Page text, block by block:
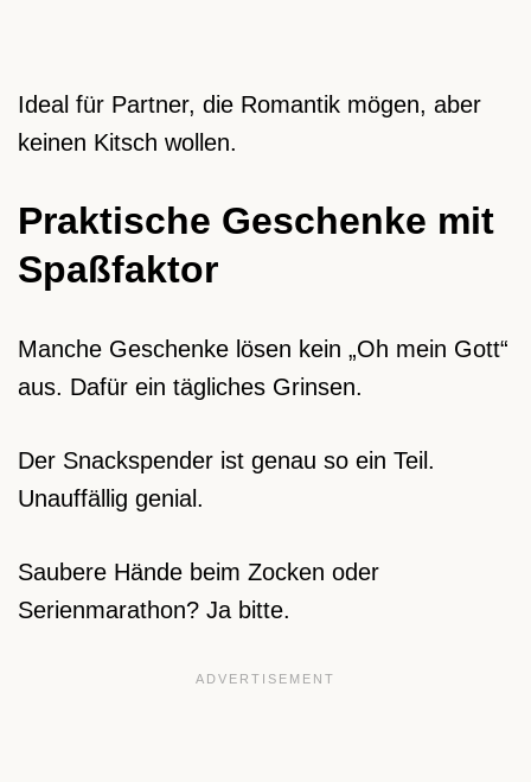
Ideal für Partner, die Romantik mögen, aber
keinen Kitsch wollen.
Praktische Geschenke mit
Spaßfaktor
Manche Geschenke lösen kein „Oh mein Gott“
aus. Dafür ein tägliches Grinsen.
Der Snackspender ist genau so ein Teil.
Unauffällig genial.
Saubere Hände beim Zocken oder
Serienmarathon? Ja bitte.